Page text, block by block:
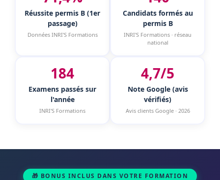
Réussite permis B (1er
passage)
Données INRI'S Formations
Candidats formés au
permis B
INRI'S Formations · réseau
national
184
Examens passés sur
l'année
INRI'S Formations
4,7/5
Note Google (avis
vérifiés)
Avis clients Google · 2026
🎁 BONUS INCLUS DANS VOTRE FORMATION